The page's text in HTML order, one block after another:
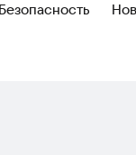
Безопасность